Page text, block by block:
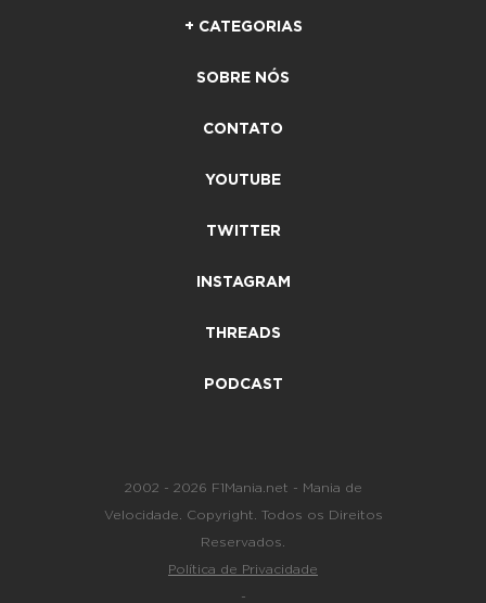
+ CATEGORIAS
SOBRE NÓS
CONTATO
YOUTUBE
TWITTER
INSTAGRAM
THREADS
PODCAST
2002 - 2026 F1Mania.net - Mania de
Velocidade. Copyright. Todos os Direitos
Reservados.
Política de Privacidade
-